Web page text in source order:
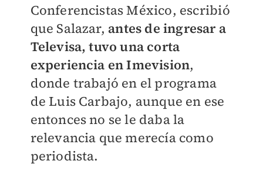
Conferencistas México, escribió
que Salazar, antes de ingresar a
Televisa, tuvo una corta
experiencia en Imevision,
donde trabajó en el programa
de Luis Carbajo, aunque en ese
entonces no se le daba la
relevancia que merecía como
periodista.